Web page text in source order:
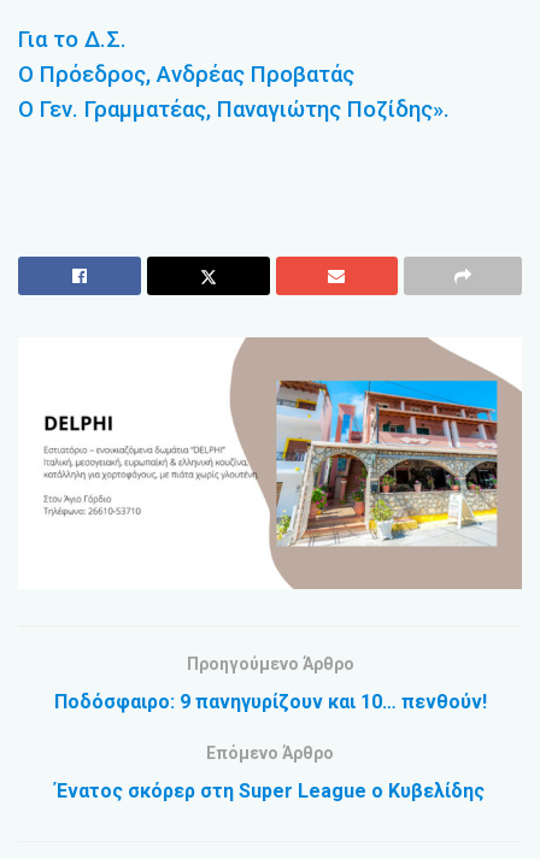
Για το Δ.Σ.
Ο Πρόεδρος, Ανδρέας Προβατάς
Ο Γεν. Γραμματέας, Παναγιώτης Ποζίδης».
Προηγούμενο Άρθρο
Ποδόσφαιρο: 9 πανηγυρίζουν και 10… πενθούν!
Επόμενο Άρθρο
Ένατος σκόρερ στη Super League ο Κυβελίδης